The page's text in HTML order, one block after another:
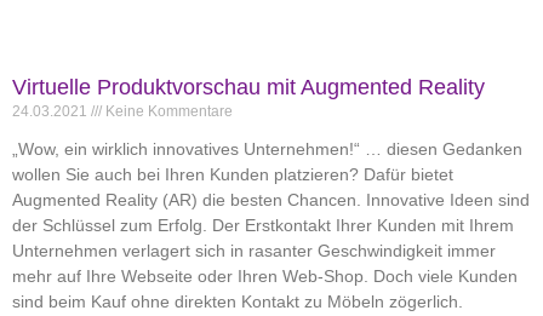
Virtuelle Produktvorschau mit Augmented Reality
24.03.2021 Keine Kommentare
„Wow, ein wirklich innovatives Unternehmen!“ … diesen Gedanken
wollen Sie auch bei Ihren Kunden platzieren? Dafür bietet
Augmented Reality (AR) die besten Chancen. Innovative Ideen sind
der Schlüssel zum Erfolg. Der Erstkontakt Ihrer Kunden mit Ihrem
Unternehmen verlagert sich in rasanter Geschwindigkeit immer
mehr auf Ihre Webseite oder Ihren Web-Shop. Doch viele Kunden
sind beim Kauf ohne direkten Kontakt zu Möbeln zögerlich.